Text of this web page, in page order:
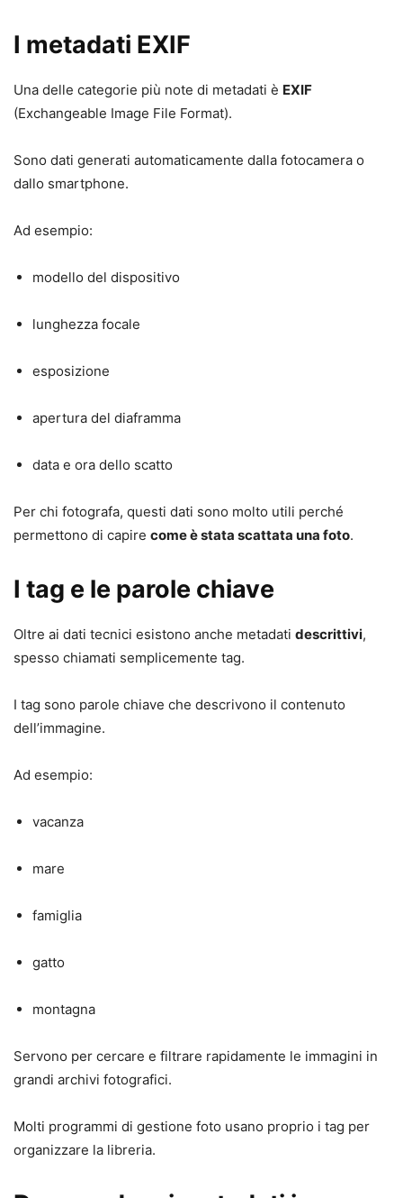
I metadati EXIF
Una delle categorie più note di metadati è EXIF
(Exchangeable Image File Format).
Sono dati generati automaticamente dalla fotocamera o
dallo smartphone.
Ad esempio:
modello del dispositivo
lunghezza focale
esposizione
apertura del diaframma
data e ora dello scatto
Per chi fotografa, questi dati sono molto utili perché
permettono di capire come è stata scattata una foto.
I tag e le parole chiave
Oltre ai dati tecnici esistono anche metadati descrittivi,
spesso chiamati semplicemente tag.
I tag sono parole chiave che descrivono il contenuto
dell’immagine.
Ad esempio:
vacanza
mare
famiglia
gatto
montagna
Servono per cercare e filtrare rapidamente le immagini in
grandi archivi fotografici.
Molti programmi di gestione foto usano proprio i tag per
organizzare la libreria.